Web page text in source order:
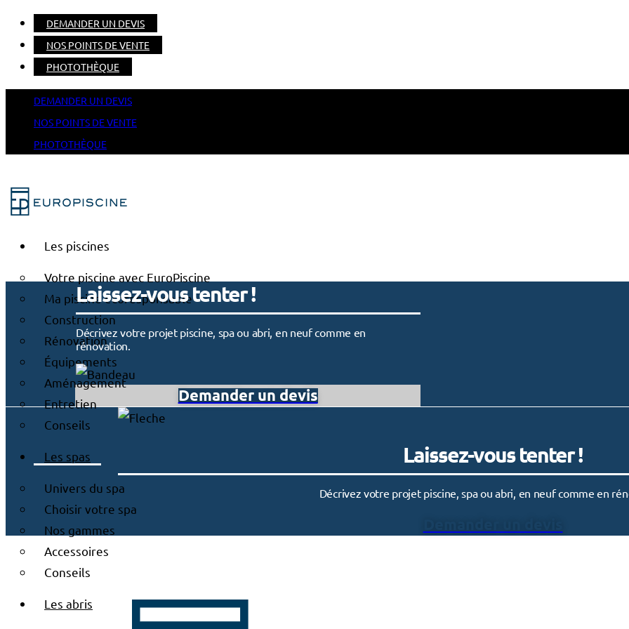
DEMANDER UN DEVIS
NOS POINTS DE VENTE
PHOTOTHÈQUE
DEMANDER UN DEVIS
NOS POINTS DE VENTE
PHOTOTHÈQUE
Les piscines
Votre piscine avec EuroPiscine
Ma piscine écoresponsable
Construction
Rénovation
Équipements
Aménagement
Entretien
Conseils
Les spas
Univers du spa
Choisir votre spa
Nos gammes
Accessoires
Conseils
Les abris
Laissez-vous tenter !
Décrivez votre projet piscine, spa ou abri, en neuf comme en
rénovation.
Demander un devis
Laissez-vous tenter !
Décrivez votre projet piscine, spa ou abri, en neuf comme en